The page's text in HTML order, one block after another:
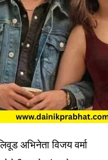
अभिनेता विजय वर्मा